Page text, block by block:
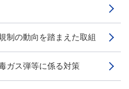
の動向を踏まえた取組
ガス弾等に係る対策